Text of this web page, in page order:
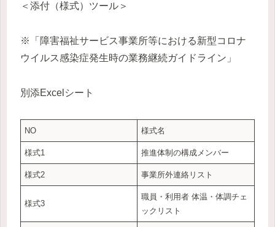
＜添付（様式）ツール＞
※「障害福祉サービス事業所等における新型コロナ
ウイルス感染症発生時の業務継続ガイドライン」
別添Excelシート
NO 様式名
様式1 推進体制の構成メンバー
様式2 事業所外連絡リスト
様式3
職員・利用者 体温・体調チェ
ックリスト